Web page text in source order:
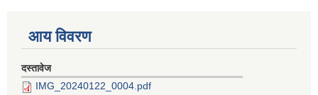
आय विवरण
दस्तावेज
IMG_20240122_0004.pdf